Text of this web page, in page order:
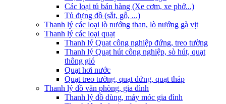
Các loại tủ bán hàng (Xe cơm, xe phở...)
Tủ đựng đồ (sắt, gỗ, ...)
Thanh lý các loại lò nướng than, lò nướng gà vịt
Thanh lý các loại quạt
Thanh lý Quạt công nghiệp đứng, treo tường
Thanh lý Quạt hút công nghiệp, sò hút, quạt
thông gió
Quạt hơi nước
Quạt treo tường, quạt đứng, quạt tháp
Thanh lý đồ văn phòng, gia đình
Thanh lý đồ dùng, máy móc gia đình